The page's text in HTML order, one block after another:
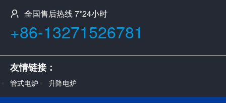
全国售后热线 7*24小时
+86-13271526781
友情链接：
管式电炉 升降电炉